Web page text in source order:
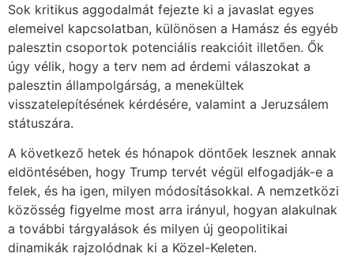
Sok kritikus aggodalmát fejezte ki a javaslat egyes
elemeivel kapcsolatban, különösen a Hamász és egyéb
palesztin csoportok potenciális reakcióit illetően. Ők
úgy vélik, hogy a terv nem ad érdemi válaszokat a
palesztin állampolgárság, a menekültek
visszatelepítésének kérdésére, valamint a Jeruzsálem
státuszára.
A következő hetek és hónapok döntőek lesznek annak
eldöntésében, hogy Trump tervét végül elfogadják-e a
felek, és ha igen, milyen módosításokkal. A nemzetközi
közösség figyelme most arra irányul, hogyan alakulnak
a további tárgyalások és milyen új geopolitikai
dinamikák rajzolódnak ki a Közel-Keleten.